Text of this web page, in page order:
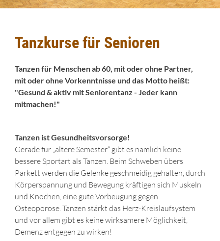
Tanzkurse für Senioren
Tanzen für Menschen ab 60, mit oder ohne Partner,
mit oder ohne Vorkenntnisse und das Motto heißt:
"Gesund & aktiv mit Seniorentanz - Jeder kann
mitmachen!"
Tanzen ist Gesundheitsvorsorge!
Gerade für „ältere Semester“ gibt es nämlich keine
bessere Sportart als Tanzen. Beim Schweben übers
Parkett werden die Gelenke geschmeidig gehalten, durch
Körperspannung und Bewegung kräftigen sich Muskeln
und Knochen, eine gute Vorbeugung gegen
Osteoporose. Tanzen stärkt das Herz-Kreislaufsystem
und vor allem gibt es keine wirksamere Möglichkeit,
Demenz entgegen zu wirken!